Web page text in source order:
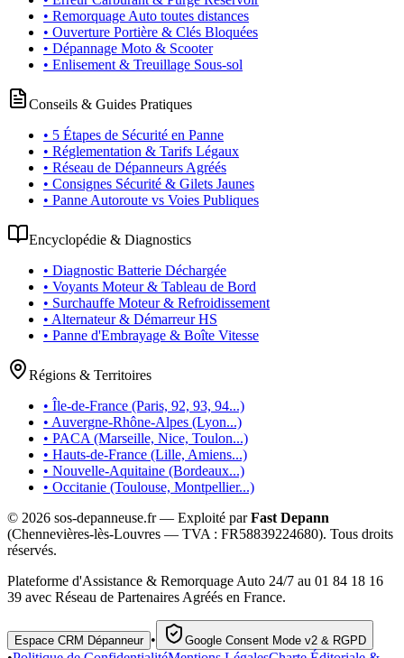
• Remorquage Auto toutes distances
• Ouverture Portière & Clés Bloquées
• Dépannage Moto & Scooter
• Enlisement & Treuillage Sous-sol
Conseils & Guides Pratiques
• 5 Étapes de Sécurité en Panne
• Réglementation & Tarifs Légaux
• Réseau de Dépanneurs Agréés
• Consignes Sécurité & Gilets Jaunes
• Panne Autoroute vs Voies Publiques
Encyclopédie & Diagnostics
• Diagnostic Batterie Déchargée
• Voyants Moteur & Tableau de Bord
• Surchauffe Moteur & Refroidissement
• Alternateur & Démarreur HS
• Panne d'Embrayage & Boîte Vitesse
Régions & Territoires
• Île-de-France (Paris, 92, 93, 94...)
• Auvergne-Rhône-Alpes (Lyon...)
• PACA (Marseille, Nice, Toulon...)
• Hauts-de-France (Lille, Amiens...)
• Nouvelle-Aquitaine (Bordeaux...)
• Occitanie (Toulouse, Montpellier...)
© 2026 sos-depanneuse.fr — Exploité parFast Depann
(Chennevières-lès-Louvres — TVA : FR58839224680). Tous droits
réservés.
Plateforme d'Assistance & Remorquage Auto 24/7 au 01 84 18 16
39 avec Réseau de Partenaires Agréés en France.
Espace CRM Dépanneur • Google Consent Mode v2 & RGPD